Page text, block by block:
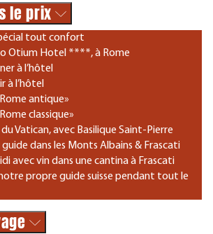
le prix
tout confort
Otium Hotel ****, à Rome
à l’hôtel
à l’hôtel
antique»
classique»
Vatican, avec Basilique Saint-Pierre
guide dans les Monts Albains & Frascati
avec vin dans une cantina à Frascati
propre guide suisse pendant tout le